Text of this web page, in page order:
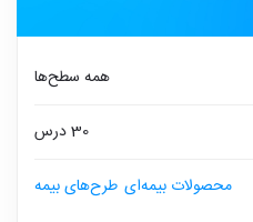
همه سطح‌ها
30 درس
محصولات بیمه‌ای طرح‌های بیمه